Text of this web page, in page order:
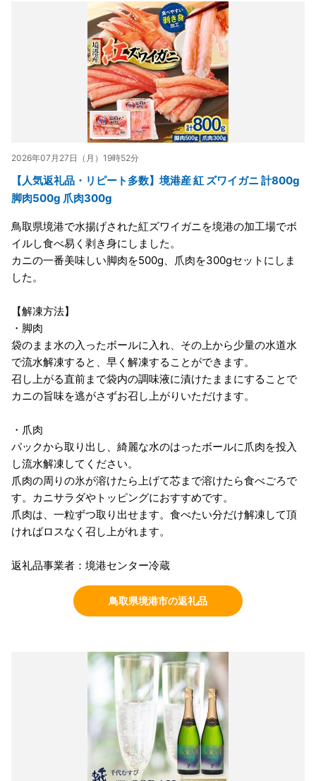
2026年07月27日（月）19時52分
【人気返礼品・リピート多数】境港産 紅 ズワイガニ 計800g
脚肉500g 爪肉300g
鳥取県境港で水揚げされた紅ズワイガニを境港の加工場でボ
イルし食べ易く剥き身にしました。
カニの一番美味しい脚肉を500g、爪肉を300gセットにしま
した。
【解凍方法】
・脚肉
袋のまま水の入ったボールに入れ、その上から少量の水道水
で流水解凍すると、早く解凍することができます。
召し上がる直前まで袋内の調味液に漬けたままにすることで
カニの旨味を逃がさずお召し上がりいただけます。
・爪肉
パックから取り出し、綺麗な水のはったボールに爪肉を投入
し流水解凍してください。
爪肉の周りの氷が溶けたら上げて芯まで溶けたら食べごろで
す。カニサラダやトッピングにおすすめです。
爪肉は、一粒ずつ取り出せます。食べたい分だけ解凍して頂
ければロスなく召し上がれます。
返礼品事業者：境港センター冷蔵
鳥取県境港市の返礼品